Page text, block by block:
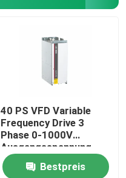
40 PS VFD Variable
Frequency Drive 3
Phase 0-1000V
Ausgangsspannung
Bestpreis